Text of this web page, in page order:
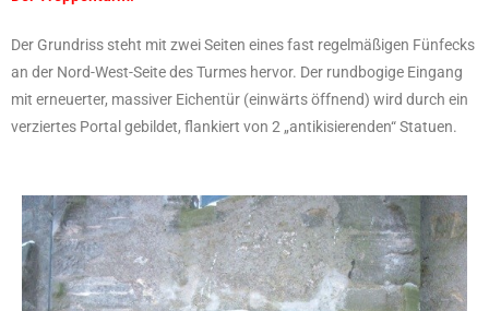
Der Grundriss steht mit zwei Seiten eines fast regelmäßigen Fünfecks
an der Nord-West-Seite des Turmes hervor. Der rundbogige Eingang
mit erneuerter, massiver Eichentür (einwärts öffnend) wird durch ein
verziertes Portal gebildet, flankiert von 2 „antikisierenden“ Statuen.